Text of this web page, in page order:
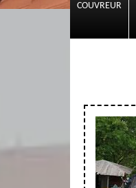
COUVREUR